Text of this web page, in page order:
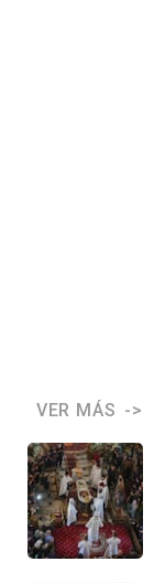
VER MÁS